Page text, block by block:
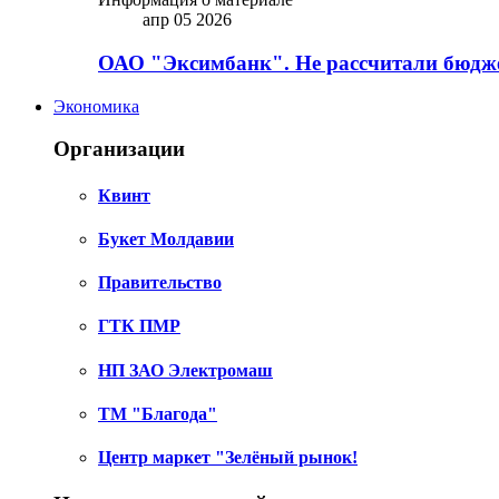
апр 05 2026
ОАО "Эксимбанк". Не рассчитали
Экономика
Организации
Квинт
Букет Молдавии
Правительство
ГТК ПМР
НП ЗАО Электромаш
ТМ "Благода"
Центр маркет "Зелёный рынок!